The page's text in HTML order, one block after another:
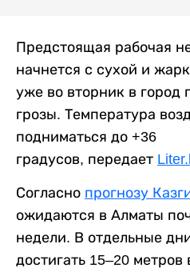
Предстоящая рабочая
начнется с сухой и
уже во вторник в город
грозы. Температура
подниматься до +36
градусов, передает
Согласно прогнозу
ожидаются в Алматы
недели. В отдельные
достигать 15–20 метров